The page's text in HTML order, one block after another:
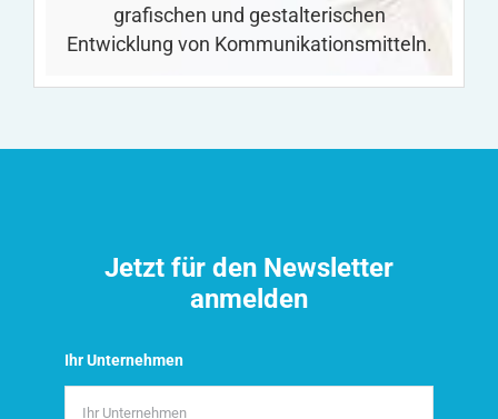
grafischen und gestalterischen
Entwicklung von Kommunikationsmitteln.
Jetzt für den Newsletter
anmelden
Ihr Unternehmen